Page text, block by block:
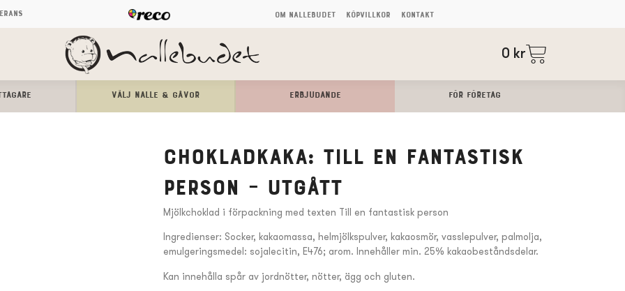
Om Nallebudet Köpvillkor Kontakt
0 kr
Välj Nalle & Gåvor ERBJUDANDE FÖR FÖRETAG
Chokladkaka: Till en fantastisk
person – UTGÅTT
Mjölkchoklad i förpackning med texten Till en fantastisk person
Ingredienser: Socker, kakaomassa, helmjölkspulver, kakaosmör, vasslepulver, palmolja,
emulgeringsmedel: sojalecitin, E476; arom. Innehåller min. 25% kakaobeståndsdelar.
Kan innehålla spår av jordnötter, nötter, ägg och gluten.